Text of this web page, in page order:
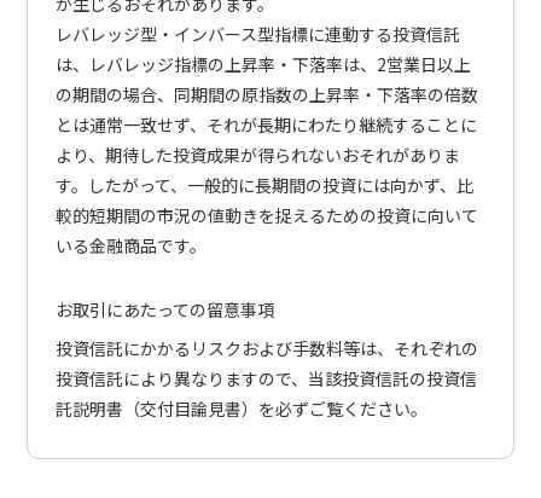
レバレッジ型・インバース型指標に連動する投資信託
は、レバレッジ指標の上昇率・下落率は、2営業日以上
の期間の場合、同期間の原指数の上昇率・下落率の倍数
とは通常一致せず、それが長期にわたり継続することに
より、期待した投資成果が得られないおそれがありま
す。したがって、一般的に長期間の投資には向かず、比
較的短期間の市況の値動きを捉えるための投資に向いて
いる金融商品です。
お取引にあたっての留意事項
投資信託にかかるリスクおよび手数料等は、それぞれの
投資信託により異なりますので、当該投資信託の投資信
託説明書（交付目論見書）を必ずご覧ください。